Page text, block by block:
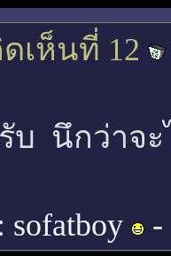
เห็นที่ 12
บ นึกว่าจ
sofatboy